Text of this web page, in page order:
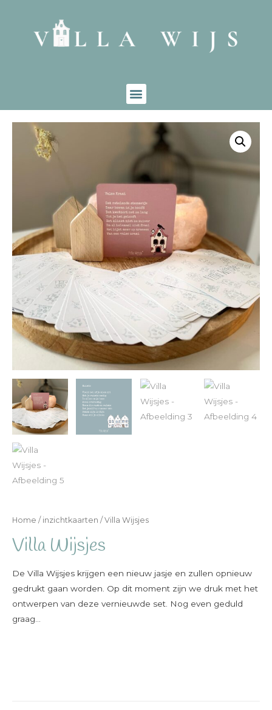
Home / inzichtkaarten / Villa Wijsjes
Villa Wijsjes
De Villa Wijsjes krijgen een nieuw jasje en zullen opnieuw
gedrukt gaan worden. Op dit moment zijn we druk met het
ontwerpen van deze vernieuwde set. Nog even geduld
graag…